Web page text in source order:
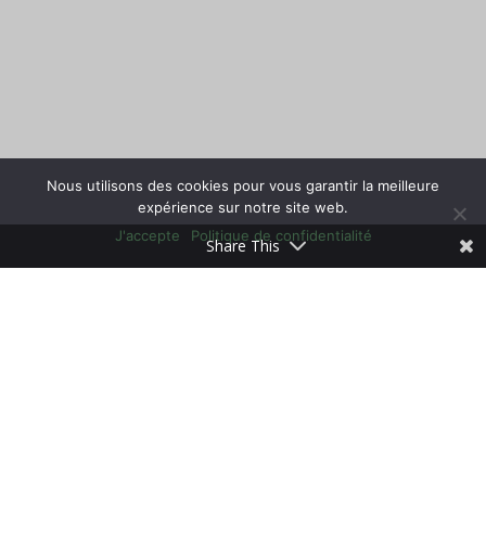
Share This
Nous utilisons des cookies pour vous garantir la meilleure
expérience sur notre site web.
J'accepte
Politique de confidentialité